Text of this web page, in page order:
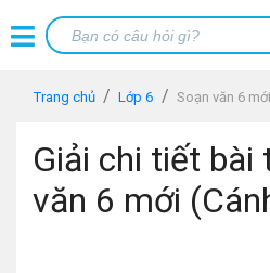
Trang chủ Lớp 6 Soạn văn 6
Giải chi tiết bài
văn 6 mới